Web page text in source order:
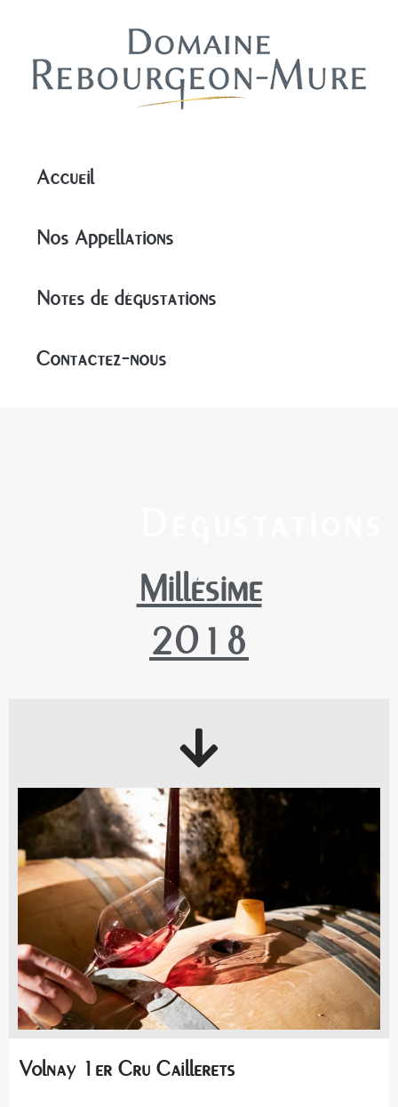
Accueil
Nos Appellations
Notes de dégustations
Contactez-nous
Millésime
2018
Volnay 1er Cru Caillerets